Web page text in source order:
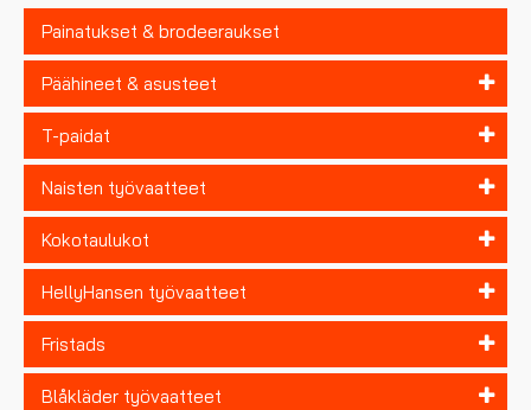
Painatukset & brodeeraukset
Päähineet & asusteet
T-paidat
Naisten työvaatteet
Kokotaulukot
HellyHansen työvaatteet
Fristads
Blåkläder työvaatteet